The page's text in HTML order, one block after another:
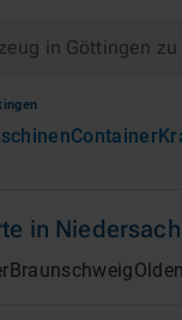
in Göttingen
Container
in
Braunschweig